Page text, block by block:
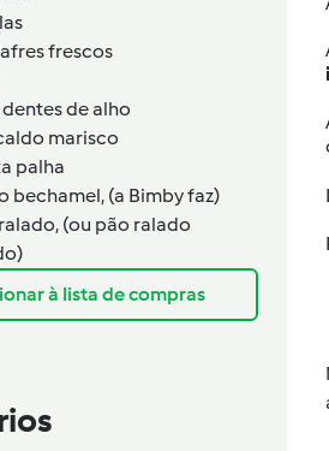
frescos
dentes de alho
marisco
palha
bechamel, (a Bimby faz)
(ou pão ralado
à lista de compras